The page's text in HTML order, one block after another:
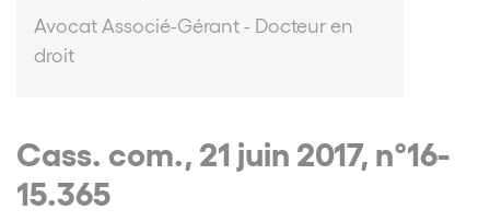
Avocat Associé-Gérant - Docteur en
droit
Cass. com., 21 juin 2017, n°16-
15.365